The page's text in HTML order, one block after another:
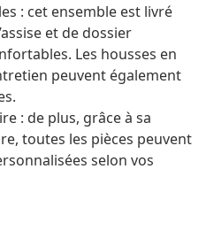
: cet ensemble est livré
et de dossier
Les housses en
peuvent également
: de plus, grâce à sa
toutes les pièces peuvent
selon vos